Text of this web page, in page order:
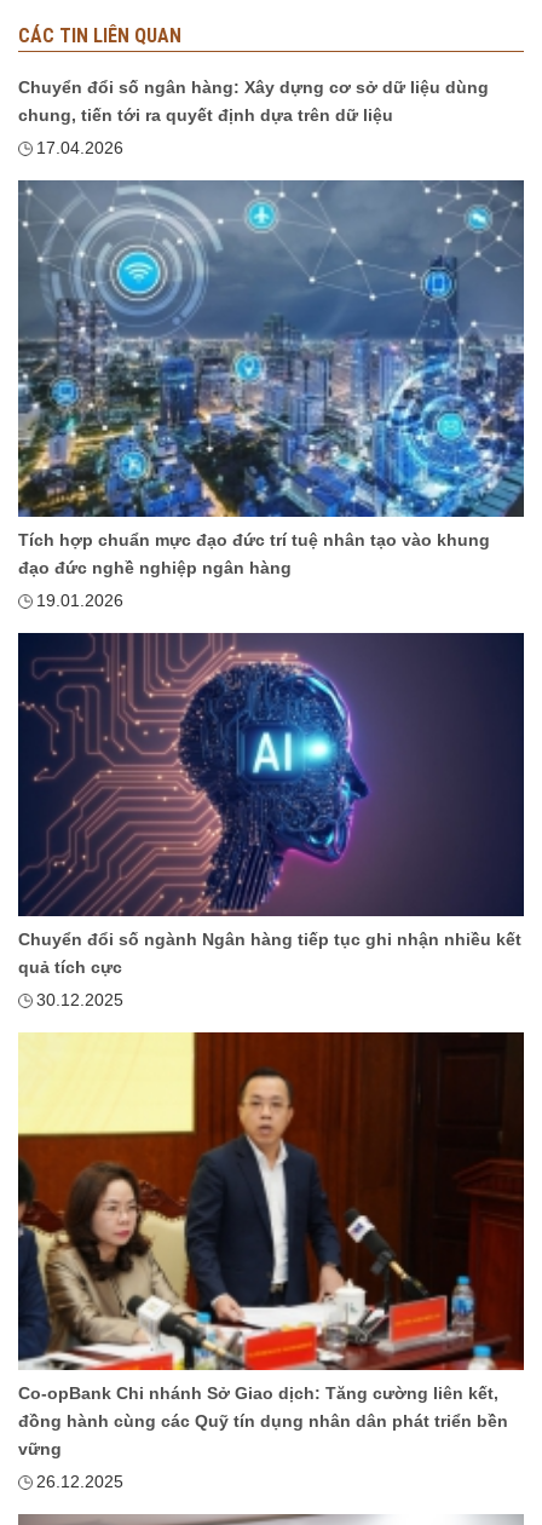
CÁC TIN LIÊN QUAN
Chuyển đổi số ngân hàng: Xây dựng cơ sở dữ liệu dùng
chung, tiến tới ra quyết định dựa trên dữ liệu
17.04.2026
Tích hợp chuẩn mực đạo đức trí tuệ nhân tạo vào khung
đạo đức nghề nghiệp ngân hàng
19.01.2026
Chuyển đổi số ngành Ngân hàng tiếp tục ghi nhận nhiều kết
quả tích cực
30.12.2025
Co-opBank Chi nhánh Sở Giao dịch: Tăng cường liên kết,
đồng hành cùng các Quỹ tín dụng nhân dân phát triển bền
vững
26.12.2025